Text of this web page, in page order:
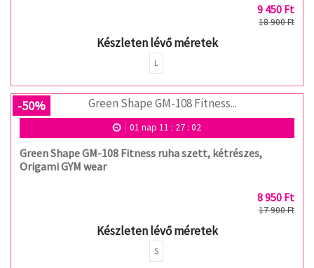
9 450 Ft
18 900 Ft
Készleten lévő méretek
L
-50%
01 nap 11 : 27 :02
Green Shape GM-108 Fitness ruha szett, kétrészes,
Origami GYM wear
8 950 Ft
17 900 Ft
Készleten lévő méretek
S